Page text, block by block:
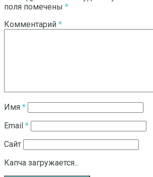
поля помечены *
Комментарий *
Имя *
Email *
Сайт
Капча загружается...